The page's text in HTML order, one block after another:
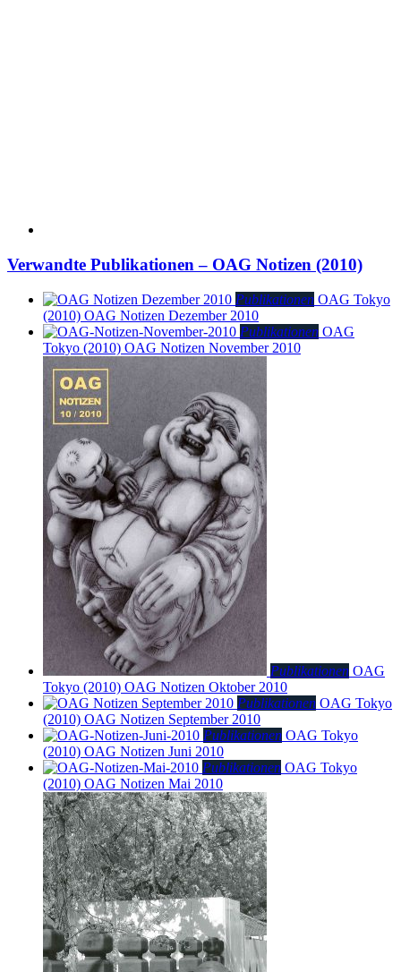
Verwandte Publikationen – OAG Notizen (2010)
Publikationen OAG Tokyo
(2010) OAG Notizen Dezember 2010
Publikationen OAG
Tokyo (2010) OAG Notizen November 2010
Publikationen OAG
Tokyo (2010) OAG Notizen Oktober 2010
Publikationen OAG Tokyo
(2010) OAG Notizen September 2010
Publikationen OAG Tokyo
(2010) OAG Notizen Juni 2010
Publikationen OAG Tokyo
(2010) OAG Notizen Mai 2010